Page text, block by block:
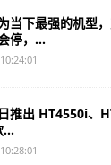
下最强的机型
停，...
出 HT4550i、
...